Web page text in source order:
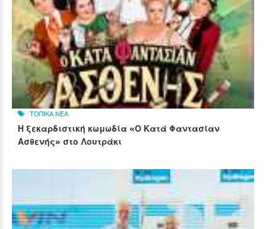
ΤΟΠΙΚΑ ΝΕΑ
Η ξεκαρδιστική κωμωδία «Ο Κατά Φαντασίαν
Ασθενής» στο Λουτράκι